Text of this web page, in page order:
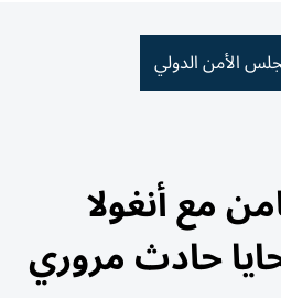
الأمن الدولي
مع أنغولا
حادث مروري